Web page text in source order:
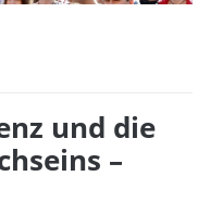
und die
–